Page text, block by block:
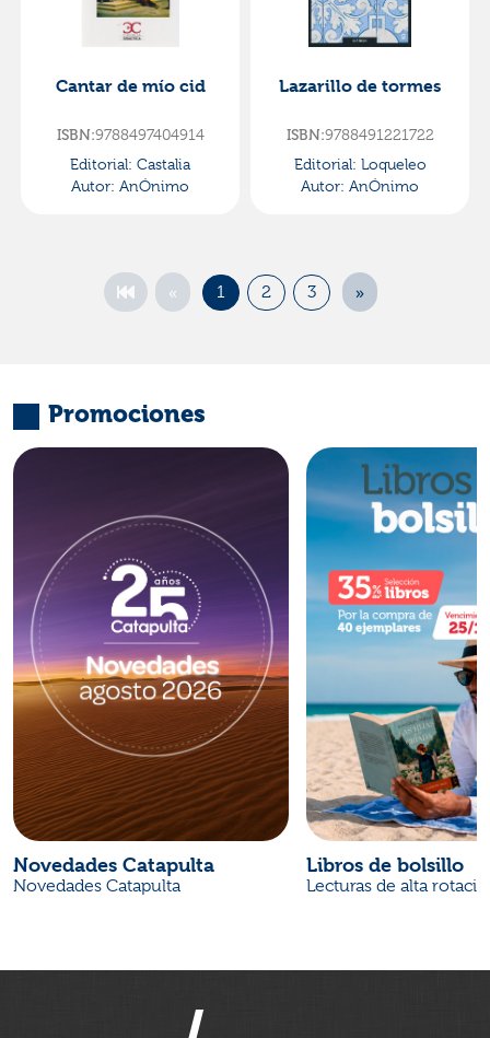
Cantar de mío cid
ISBN:9788497404914
Editorial: Castalia
Autor: AnÓnimo
Lazarillo de tormes
ISBN:9788491221722
Editorial: Loqueleo
Autor: AnÓnimo
« 1 2 3 »
Promociones
Novedades Catapulta
Novedades Catapulta
Libros de bolsillo
Lecturas de alta